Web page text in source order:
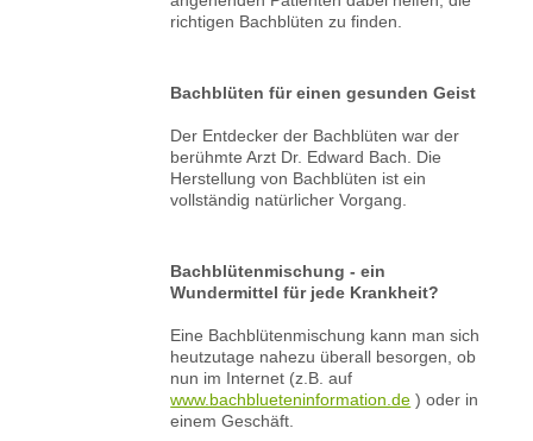
richtigen Bachblüten zu finden.
Bachblüten für einen gesunden Geist
Der Entdecker der Bachblüten war der
berühmte Arzt Dr. Edward Bach. Die
Herstellung von Bachblüten ist ein
vollständig natürlicher Vorgang.
Bachblütenmischung - ein
Wundermittel für jede Krankheit?
Eine Bachblütenmischung kann man sich
heutzutage nahezu überall besorgen, ob
nun im Internet (z.B. auf
www.bachblueteninformation.de ) oder in
einem Geschäft.